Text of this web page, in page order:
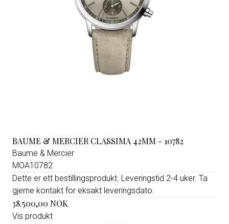
BAUME & MERCIER CLASSIMA 42MM - 10782
Baume & Mercier
MOA10782
Dette er ett bestillingsprodukt. Leveringstid 2-4 uker. Ta
gjerne kontakt for eksakt leveringsdato.
38.500,00 NOK
Vis produkt